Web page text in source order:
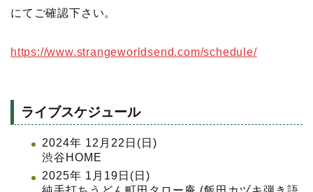
にてご確認下さい。
https://www.strangeworldsend.com/schedule/
ライブスケジュール
2024年 12月22日(日)
渋谷HOME
2025年 1月19日(日)